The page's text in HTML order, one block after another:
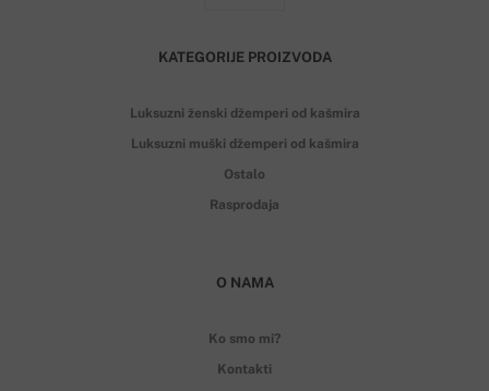
KATEGORIJE PROIZVODA
Luksuzni ženski džemperi od kašmira
Luksuzni muški džemperi od kašmira
Ostalo
Rasprodaja
O NAMA
Ko smo mi?
Kontakti